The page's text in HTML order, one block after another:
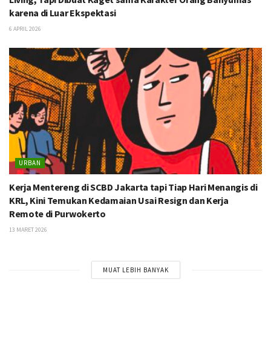
karena di Luar Ekspektasi
6 APRIL 2026
URBAN
Kerja Mentereng di SCBD Jakarta tapi Tiap Hari Menangis di
KRL, Kini Temukan Kedamaian Usai Resign dan Kerja
Remote di Purwokerto
13 MARET 2026
MUAT LEBIH BANYAK